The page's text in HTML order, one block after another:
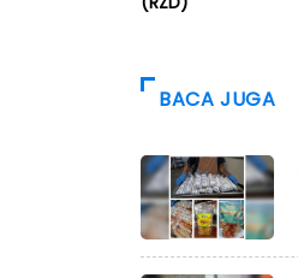
BACA JUGA